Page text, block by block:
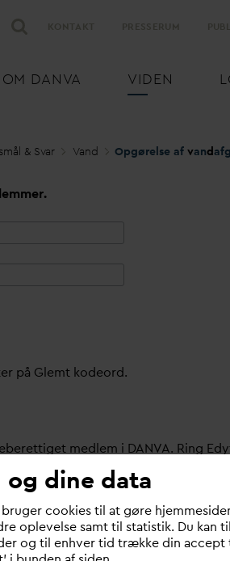
OM DANVA VIDEN
& Svar Vand Opgørelse afvandafgift og
på Glemt kodeord.
medlem i DANVA. Ring
her.
ditvandselskab, dit
og dine data
bruger cookies til at gøre
oplevelse samt til statistik. Du kan
og til enhver tid trække din accept